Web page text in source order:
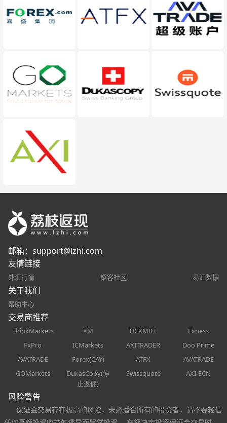
邮箱： support@lzhi.com
友情链接
外汇行情 韬客社区 易汇数据
关于我们
帮助中心
交易商推荐
ThinkMarkets XM TICKMILL
Exness
FxPro
ICMarkets AXITRADER
Doo Prime
AVATRADE
Forex(CAY) ATFX
AVATRADE
GOMarkets
DukasCopy(停
止返佣)
Swissquote AXI-ECN
风险警告
保证金交易存在极高的风险，未必适合所有的投资者，请不要轻信